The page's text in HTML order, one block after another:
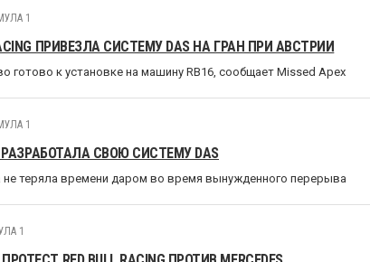
1
ПРИВЕЗЛА СИСТЕМУ DAS НА ГРАН ПРИ АВСТРИИ
готово к установке на машину RB16, сообщает Missed Apex
1
РАЗРАБОТАЛА СВОЮ СИСТЕМУ DAS
теряла времени даром во время вынужденного перерыва
1